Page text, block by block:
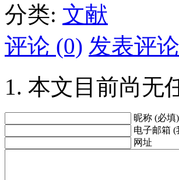
分类: 文献
评论 (0) 发表评论
本文目前尚无
昵称 (必填)
电子邮箱
网址